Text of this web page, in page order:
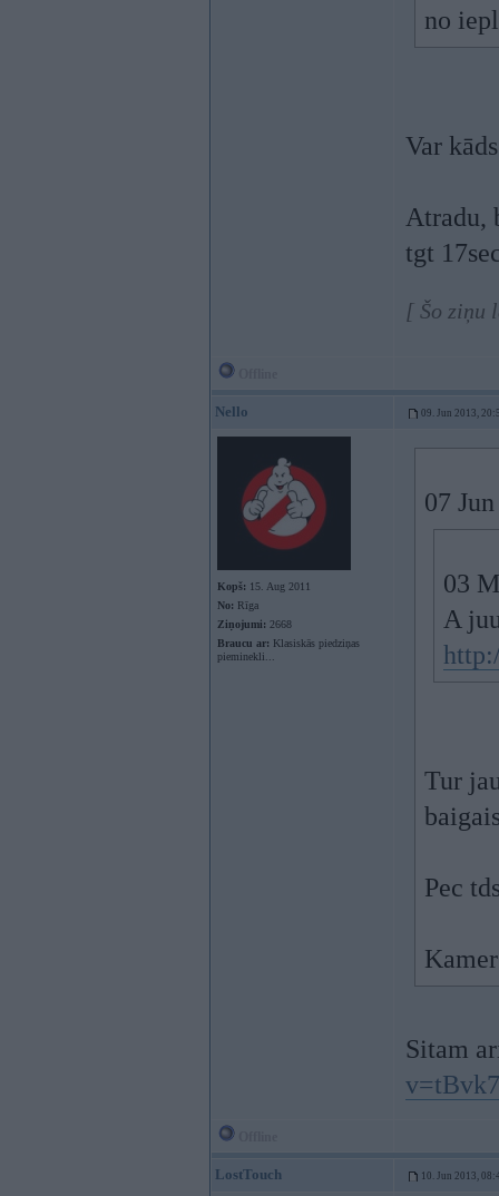
no
Var
Atradu,
tgt
[ Šo ziņu
Nello 09. Jun 2013,
Kopš: 15. Aug 2011
No: Rīga
Ziņojumi: 2668
Braucu ar: Klasiskās piedziņas
pieminekli...
07
03
A
Tur
Pec
Sitam
LostTouch 10. Jun 2013,